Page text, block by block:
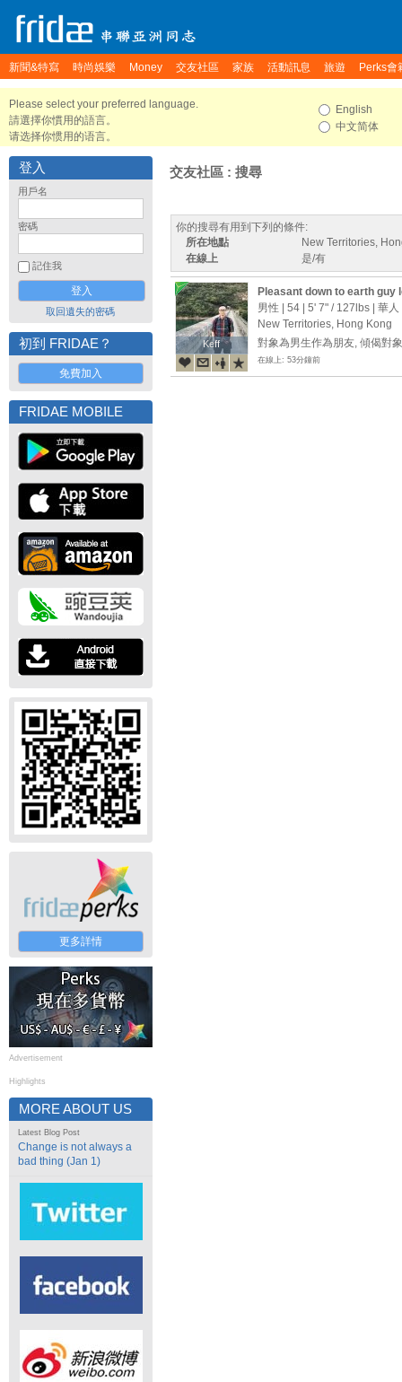
新聞&特寫 時尚娛樂 Money 交友社區 家族 活動訊息 旅遊 Perks會
Please select your preferred language.
請選擇你慣用的語言。
请选择你惯用的语言。
English
中文简体
登入
用戶名
密碼
記住我
取回遺失的密碼
初到 FRIDAE？
免費加入
FRIDAE MOBILE
更多詳情
Advertisement
Highlights
MORE ABOUT US
Latest Blog Post
Change is not always a
bad thing (Jan 1)
交友社區 : 搜尋
你的搜尋有用到下列的條件:
所在地點
New Territories,
在線上
是/有
Keff
Keff
Pleasant down to earth guy
soulmate. NPNC thank you
男性 | 54 | 5' 7" / 127lbs | 華人
New Territories, Hong Kong
對象為男生作為朋友, 傾偈對象
在線上: 53分鐘前